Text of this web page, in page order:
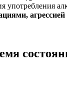
употребления
агрессией